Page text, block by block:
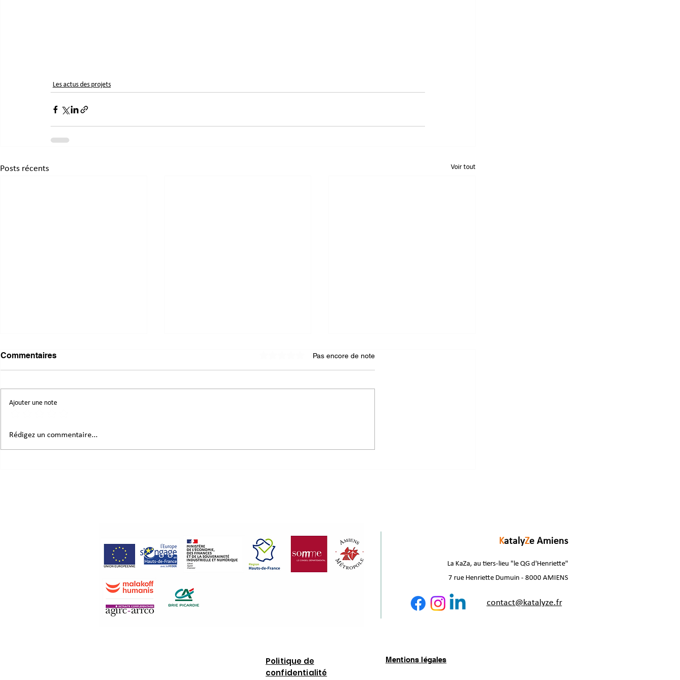
Les actus des projets
Posts récents Voir tout
Mutualiser, réemployer,
Commentaires Noté 0 étoile sur 5.Pas encore de note
Ajouter une note
Rédigez un commentaire...
KatalyZe Amiens
La KaZa, au tiers-lieu "le QG d'Henriette"
7 rue Henriette Dumuin - 8000 AMIENS
contact@katalyze.fr
Politique de
confidentialité
Mentions légales